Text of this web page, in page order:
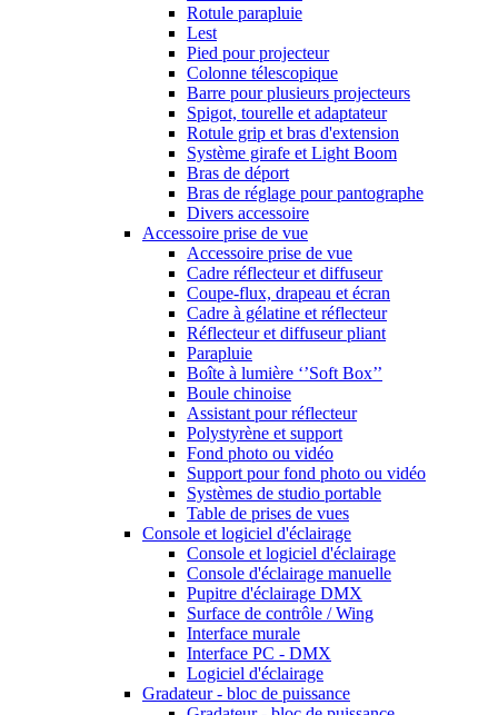
Rotule parapluie
Lest
Pied pour projecteur
Colonne télescopique
Barre pour plusieurs projecteurs
Spigot, tourelle et adaptateur
Rotule grip et bras d'extension
Système girafe et Light Boom
Bras de déport
Bras de réglage pour pantographe
Divers accessoire
Accessoire prise de vue
Accessoire prise de vue
Cadre réflecteur et diffuseur
Coupe-flux, drapeau et écran
Cadre à gélatine et réflecteur
Réflecteur et diffuseur pliant
Parapluie
Boîte à lumière ‘’Soft Box’’
Boule chinoise
Assistant pour réflecteur
Polystyrène et support
Fond photo ou vidéo
Support pour fond photo ou vidéo
Systèmes de studio portable
Table de prises de vues
Console et logiciel d'éclairage
Console et logiciel d'éclairage
Console d'éclairage manuelle
Pupitre d'éclairage DMX
Surface de contrôle / Wing
Interface murale
Interface PC - DMX
Logiciel d'éclairage
Gradateur - bloc de puissance